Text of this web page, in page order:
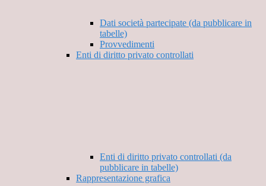
Dati società partecipate (da pubblicare in
tabelle)
Provvedimenti
Enti di diritto privato controllati
Enti di diritto privato controllati (da
pubblicare in tabelle)
Rappresentazione grafica